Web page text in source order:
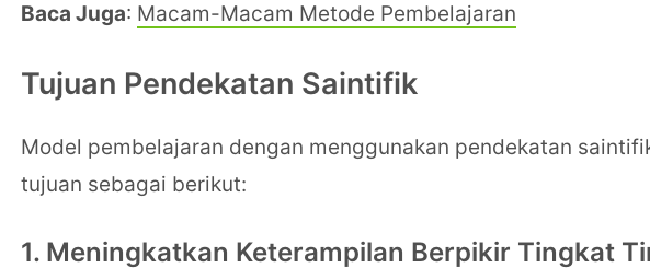
Baca Juga: Macam-Macam Metode Pembelajaran
Tujuan Pendekatan Saintifik
Model pembelajaran dengan menggunakan pendekatan
tujuan sebagai berikut:
1. Meningkatkan Keterampilan Berpikir Tingkat